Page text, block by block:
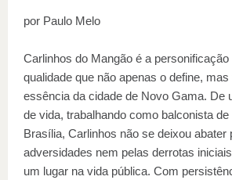
por Paulo Melo
Carlinhos do Mangão é a
qualidade que não apenas o define,
essência da cidade de Novo Gama. De
de vida, trabalhando como balconista
Brasília, Carlinhos não se deixou abater
adversidades nem pelas derrotas
um lugar na vida pública. Com